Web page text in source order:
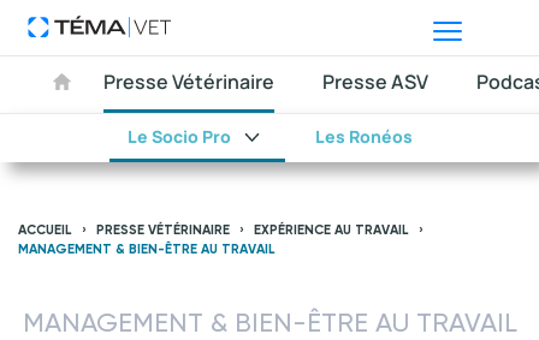
Presse Vétérinaire
Le Socio Pro Les Ronéos
Presse ASV
ACCUEIL PRESSE VÉTÉRINAIRE
EXPÉRIENCE AU TRAVAIL
MANAGEMENT & BIEN-ÊTRE AU TRAVAIL
MANAGEMENT & BIEN-ÊTRE AU TRAVAIL